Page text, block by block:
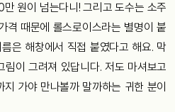
원이 넘는다니! 그리고 도수는 소주
격 때문에 롤스로이스라는 별명이 붙
은 해창에서 직접 붙였다고 해요. 막
이 그려져 있답니다. 저도 마셔보고
가야 만나볼까 말까하는 귀한 분이